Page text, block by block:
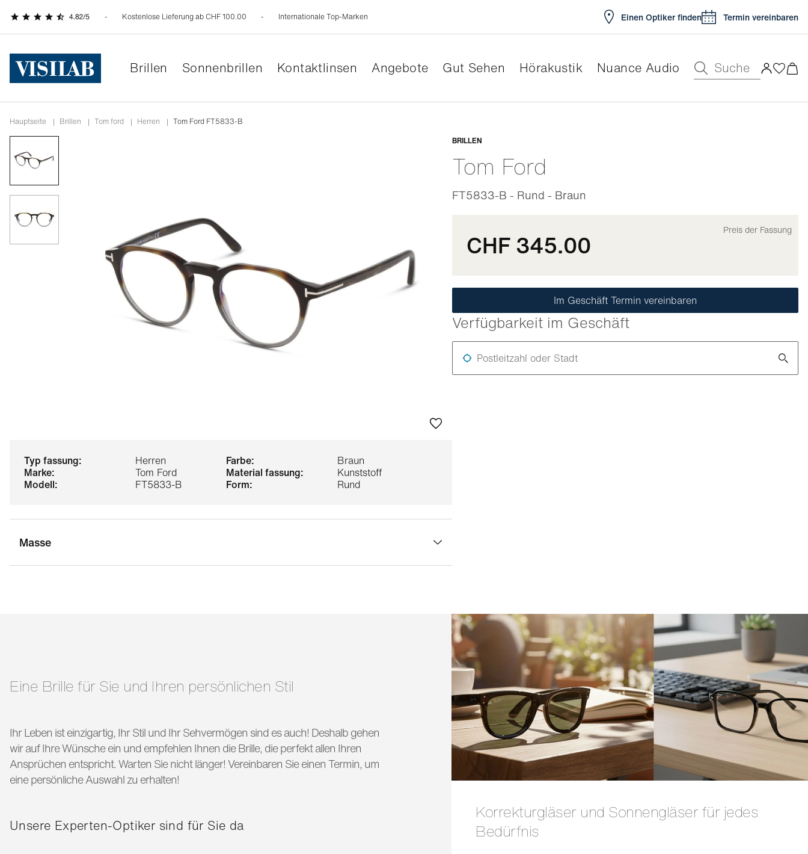
Kostenlose Lieferung ab CHF 100.00 Internationale Top-Marken Einen Optiker finden Termin vereinbaren
Brillen Sonnenbrillen Kontaktlinsen Angebote Gut Sehen Hörakustik Nuance Audio Suche
Hauptseite | Brillen | tom ford | herren | Tom Ford FT5833-B
typ fassung: Herren farbe:
Braun
marke:
Tom Ford material fassung:
Kunststoff
modell:
FT5833-B form: Rund
Masse
BRILLEN
Tom Ford
FT5833-B - Rund - Braun
Anpassbar
CHF 345.00 Preis der Fassung
Im Geschäft Termin vereinbaren
Verfügbarkeit im Geschäft
Postleitzahl oder Stadt
Eine Brille für Sie und Ihren persönlichen Stil
Ihr Leben ist einzigartig, Ihr Stil und Ihr Sehvermögen sind es auch! Deshalb gehen
wir auf Ihre Wünsche ein und empfehlen Ihnen die Brille, die perfekt allen Ihren
Ansprüchen entspricht. Warten Sie nicht länger! Vereinbaren Sie einen Termin, um
eine persönliche Auswahl zu erhalten!
Unsere Experten-Optiker sind für Sie da
Korrekturgläser und Sonnengläser für jedes
Bedürfnis